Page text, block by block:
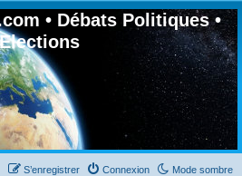
• Débats Politiques •
Mode sombre
Connexion
S’enregistrer